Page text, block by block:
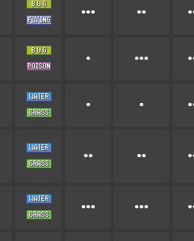
••• ••
• •••
• •
•• ••
••• •••